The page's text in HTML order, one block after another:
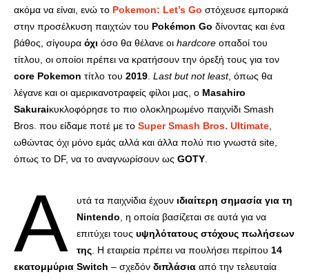
ακόμα να είναι, ενώ το Pokemon: Let’s Go στόχευσε εμπορικά
στην προσέλκυση παιχτών του Pokémon Go δίνοντας και ένα
βάθος, σίγουρα όχι όσο θα θέλανε οι hardcore οπαδοί του
τίτλου, οι οποίοι πρέπει να κρατήσουν την όρεξή τους για τον
core Pokemon τίτλο του 2019 Last but not least, όπως θα
λέγανε και οι αμερικανοτραφείς φίλοι μας, ο Masahiro
Sakuraiκυκλοφόρησε το πιο ολοκληρωμένο παιχνίδι Smash
Bros. που είδαμε ποτέ με το Super Smash Bros. Ultimate
ωθώντας όχι μόνο εμάς αλλά και άλλα πολύ πιο γνωστά site,
όπως το DF, να το αναγνωρίσουν ως GOTY
Α υτά τα παιχνίδια έχουν ιδιαίτερη σημασία για τη
Nintendo , η οποία βασίζεται σε αυτά για να
επιτύχει τους υψηλότατους στόχους πωλήσεων
της. Η εταιρεία πρέπει να πουλήσει περίπου 14
εκατομμύρια Switch – σχεδόν διπλάσια από την τελευταία